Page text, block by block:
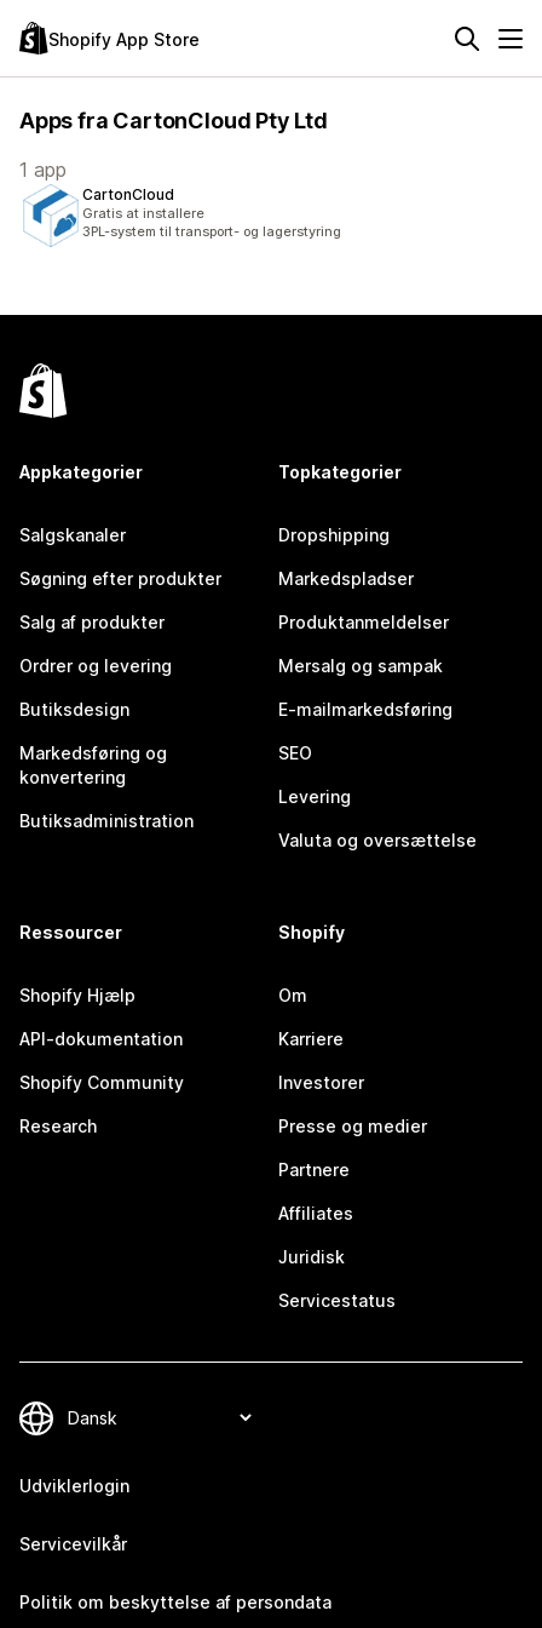
Shopify App Store
Apps fra CartonCloud Pty Ltd
1 app
CartonCloud
Gratis at installere
3PL-system til transport- og lagerstyring
Appkategorier
Salgskanaler
Søgning efter produkter
Salg af produkter
Ordrer og levering
Butiksdesign
Markedsføring og
konvertering
Butiksadministration
Topkategorier
Dropshipping
Markedspladser
Produktanmeldelser
Mersalg og sampak
E-mailmarkedsføring
SEO
Levering
Valuta og oversættelse
Ressourcer
Shopify Hjælp
API-dokumentation
Shopify Community
Research
Shopify
Om
Karriere
Investorer
Presse og medier
Partnere
Affiliates
Juridisk
Servicestatus
Udviklerlogin
Servicevilkår
Politik om beskyttelse af persondata